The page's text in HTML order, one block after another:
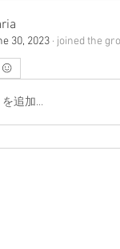
30, 2023 · joined the
を追加…